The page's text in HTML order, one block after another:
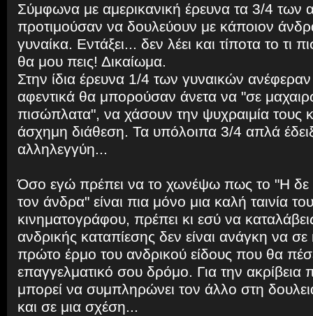
Σύμφωνα με αμερικανική έρευνα τα 3/4 των
προτιμούσαν να δουλεύουν με κάποιον
γυναίκα. Εντάξει... δεν λέει και τίποτα το τι
θα μου πεις! Δικαίωμα.
Στην ίδια έρευνα 1/4 των γυναικών
αφεντικά θα μπορούσαν άνετα να "σε
πισώπλατα", να χάσουν την ψυχραιμία τους
άσχημη διάθεση. Τα υπόλοιπα 3/4 απλά
αλληλεγγύη...
Όσο εγώ πρέπει να το χωνέψω πως το "Η δε
τον άνδρα" είναι πια μόνο μια καλή ταινία
κινηματογράφου, πρέπει κι εσύ να
ανδρικής καταπίεσης δεν είναι ανάγκη να
πρώτο έρμο του ανδρικού είδους που θα
επαγγελματικό σου δρόμο. Για την ακρίβεια
μπορεί να συμπληρώνει τον άλλο στη
και σε μια σχέση...